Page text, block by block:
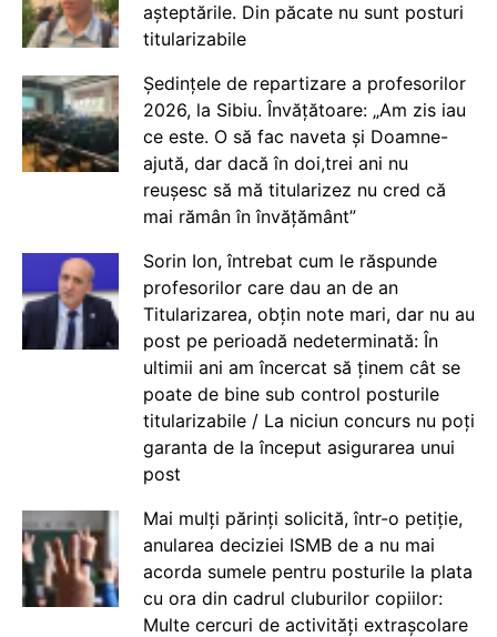
așteptările. Din păcate nu sunt posturi
titularizabile
Ședințele de repartizare a profesorilor
2026, la Sibiu. Învățătoare: „Am zis iau
ce este. O să fac naveta și Doamne-
ajută, dar dacă în doi,trei ani nu
reușesc să mă titularizez nu cred că
mai rămân în învățământ”
Sorin Ion, întrebat cum le răspunde
profesorilor care dau an de an
Titularizarea, obțin note mari, dar nu au
post pe perioadă nedeterminată: În
ultimii ani am încercat să ținem cât se
poate de bine sub control posturile
titularizabile / La niciun concurs nu poți
garanta de la început asigurarea unui
post
Mai mulți părinți solicită, într-o petiție,
anularea deciziei ISMB de a nu mai
acorda sumele pentru posturile la plata
cu ora din cadrul cluburilor copiilor:
Multe cercuri de activități extrașcolare